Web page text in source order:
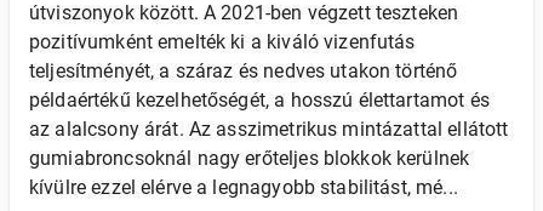
útviszonyok között. A 2021-ben végzett teszteken
pozitívumként emelték ki a kiváló vizenfutás
teljesítményét, a száraz és nedves utakon történő
példaértékű kezelhetőségét, a hosszú élettartamot és
az alalcsony árát. Az asszimetrikus mintázattal ellátott
gumiabroncsoknál nagy erőteljes blokkok kerülnek
kívülre ezzel elérve a legnagyobb stabilitást, mé...